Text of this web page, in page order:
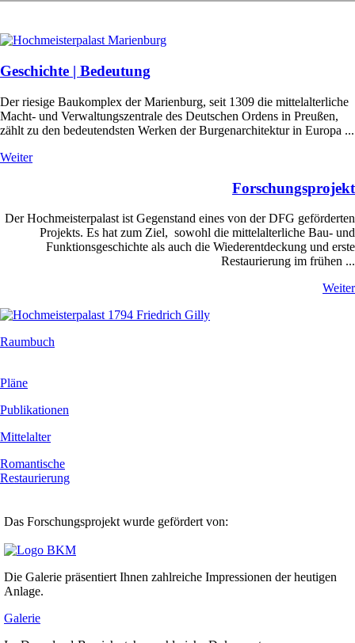
Geschichte | Bedeutung
Der riesige Baukomplex der Marienburg, seit 1309 die mittelalterliche
Macht- und Verwaltungszentrale des Deutschen Ordens in Preußen,
zählt zu den bedeutendsten Werken der Burgenarchitektur in Europa ...
Weiter
Forschungsprojekt
Der Hochmeisterpalast ist Gegenstand eines von der DFG geförderten
Projekts. Es hat zum Ziel, sowohl die mittelalterliche Bau- und
Funktionsgeschichte als auch die Wiederentdeckung und erste
Restaurierung im frühen ...
Weiter
Raumbuch
Pläne
Publikationen
Mittelalter
Romantische
Restaurierung
Das Forschungsprojekt wurde gefördert von:
Die Galerie präsentiert Ihnen zahlreiche Impressionen der heutigen
Anlage.
Galerie